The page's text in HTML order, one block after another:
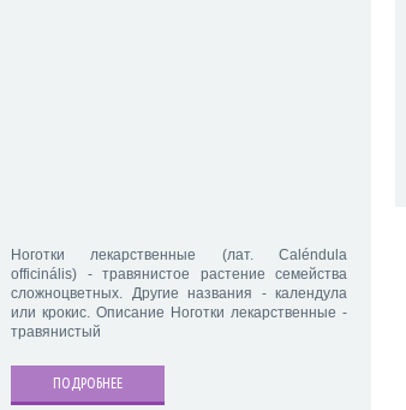
Ноготки лекарственные (лат. Caléndula
officinális) - травянистое растение семейства
сложноцветных. Другие названия - календула
или крокис. Описание Ноготки лекарственные -
травянистый
ПОДРОБНЕЕ